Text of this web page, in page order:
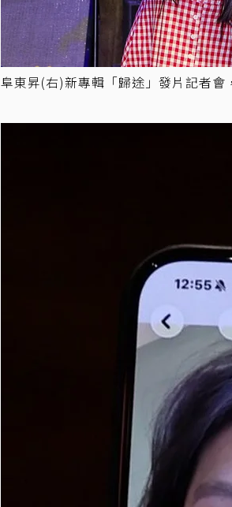
阜東昇(右)新專輯「歸途」發片記者